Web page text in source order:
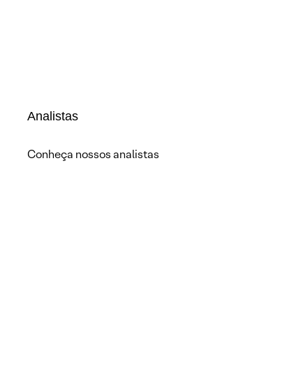
Analistas
Conheça nossos analistas